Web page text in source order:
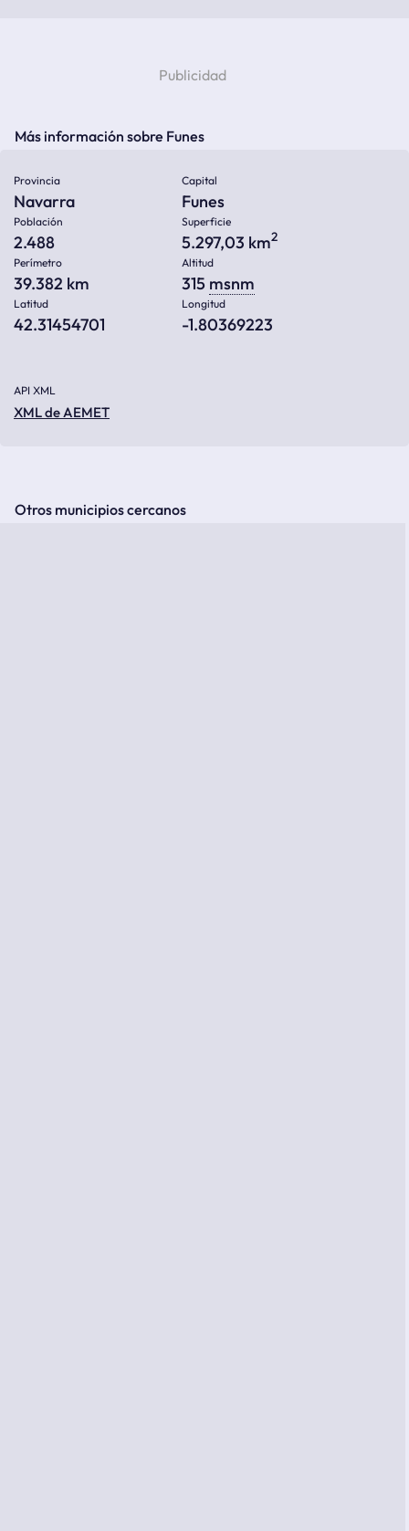
Más información sobre Funes
Provincia
Navarra
Capital
Funes
Población
2.488
Superficie
5.297,03 km2
Perímetro
39.382 km
Altitud
315 msnm
Latitud
42.31454701
Longitud
-1.80369223
API XML
XML de AEMET
Otros municipios cercanos